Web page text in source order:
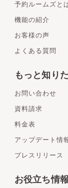
予約ルームズと
機能の紹介
お客様の声
よくある質問
もっと知り
お問い合わせ
資料請求
料金表
アップデート情
プレスリリース
お役立ち情報